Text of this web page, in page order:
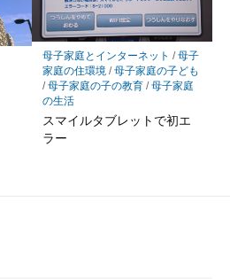
母子家庭とインターネット /母子
家庭の住環境/母子家庭の子ども
/母子家庭の子の教育/母子家庭
の生活
スマイルタブレットで初エ
ラー